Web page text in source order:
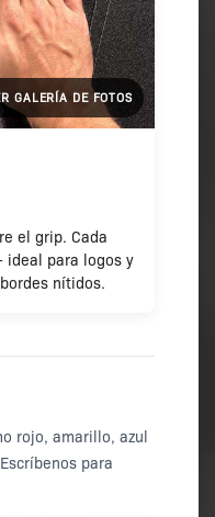
GALERÍA DE FOTOS
el grip. Cada
para logos y
nítidos.
rojo, amarillo, azul
para